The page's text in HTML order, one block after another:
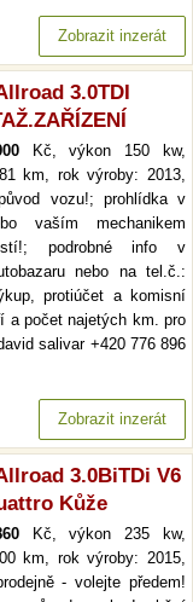
Zobrazit inzerát
3.0TDI
Kč, výkon 150 kw,
km, rok výroby: 2013,
vozu!; prohlídka v
vaším mechanikem
podrobné info v
nebo na tel.č.:
protiúčet a komisní
a počet najetých km. pro
salivar +420 776 896
Zobrazit inzerát
3.0BiTDi V6
Kůže
Kč, výkon 235 kw,
km, rok výroby: 2015,
- volejte předem!